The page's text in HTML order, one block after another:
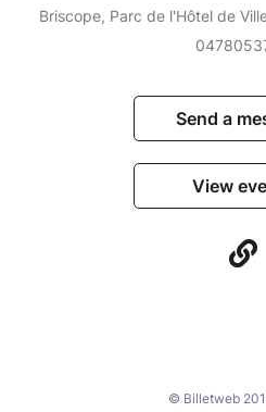
Briscope, Parc de l'Hôtel de
Send a
View
© Billetweb